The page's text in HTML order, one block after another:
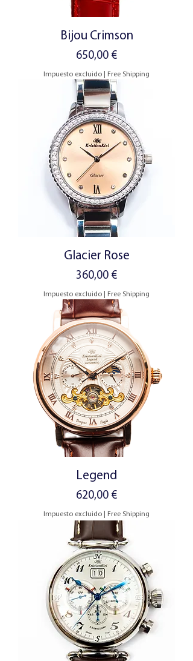
Bijou Crimson
Precio
650,00 €
Impuesto excluido Free Shipping
Glacier Rose
Precio
360,00 €
Impuesto excluido Free Shipping
Legend
Precio
620,00 €
Impuesto excluido Free Shipping